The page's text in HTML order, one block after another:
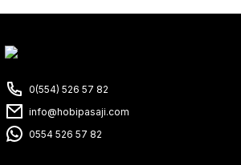
0(554) 526 57 82
info@hobipasaji.com
0554 526 57 82